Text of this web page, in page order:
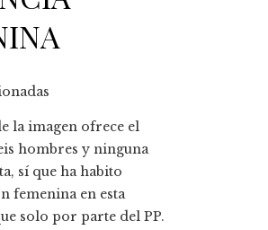
la imagen ofrece el
hombres y ninguna
sí que ha habito
femenina en esta
solo por parte del PP.